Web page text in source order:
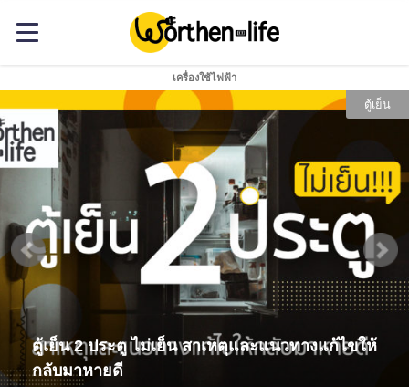
เครื่องใช้ไฟฟ้า
ตู้เย็น
ตู้เย็น 2 ประตู ไม่เย็น สาเหตุและแนวทางแก้ไขให้
กลับมาหายดี